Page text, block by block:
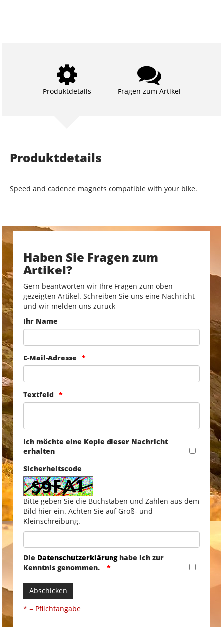
Produktdetails Fragen zum Artikel
Produktdetails
Speed and cadence magnets compatible with your bike.
Haben Sie Fragen zum
Artikel?
Gern beantworten wir Ihre Fragen zum oben
gezeigten Artikel. Schreiben Sie uns eine Nachricht
und wir melden uns zurück
Ihr Name
E-Mail-Adresse
Textfeld
Ich möchte eine Kopie dieser Nachricht
erhalten
Sicherheitscode
Bitte geben Sie die Buchstaben und Zahlen aus dem
Bild hier ein. Achten Sie auf Groß- und
Kleinschreibung.
Die Datenschutzerklärunghabe ich zur
Kenntnis genommen.
Abschicken
* = Pflichtangabe